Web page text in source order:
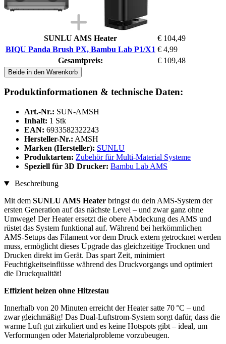
SUNLU AMS Heater
€ 104,49
BIQU Panda Brush PX, Bambu Lab P1/X1 € 4,99
Gesamtpreis:
€ 109,48
Beide in den Warenkorb
Produktinformationen & technische Daten:
Art.-Nr.: SUN-AMSH
Inhalt: 1 Stk
EAN: 6933582322243
Hersteller-Nr.: AMSH
Marken (Hersteller): SUNLU
Produktarten: Zubehör für Multi-Material Systeme
Speziell für 3D Drucker: Bambu Lab AMS
Beschreibung
Mit dem SUNLU AMS Heater bringst du dein AMS-System der
ersten Generation auf das nächste Level – und zwar ganz ohne
Umwege! Der Heater ersetzt die obere Abdeckung des AMS und
rüstet das System funktional auf. Während bei herkömmlichen
AMS-Setups das Filament vor dem Druck extern getrocknet werden
muss, ermöglicht dieses Upgrade das gleichzeitige Trocknen und
Drucken direkt im Gerät. Das spart Zeit, minimiert
Feuchtigkeitseinflüsse während des Druckvorgangs und optimiert
die Druckqualität!
Effizient heizen ohne Hitzestau
Innerhalb von 20 Minuten erreicht der Heater satte 70 °C – und
zwar gleichmäßig! Das Dual-Luftstrom-System sorgt dafür, dass die
warme Luft gut zirkuliert und es keine Hotspots gibt – ideal, um
Verformungen oder Materialprobleme vorzubeugen.